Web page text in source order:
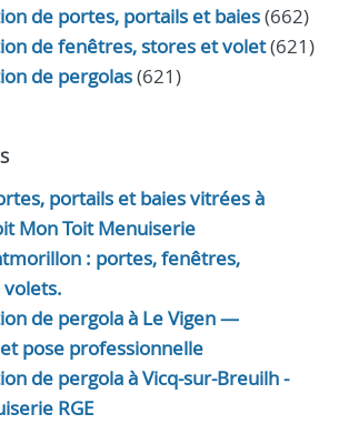
de portes, portails et baies(662)
de fenêtres, stores et volet(621)
de pergolas(621)
portails et baies vitrées à
Mon Toit Menuiserie
: portes, fenêtres,
volets.
de pergola à Le Vigen —
pose professionnelle
de pergola à Vicq-sur-Breuilh -
RGE